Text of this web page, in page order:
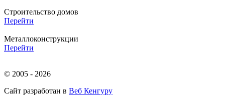
Строительство домов
Перейти
Металлоконструкции
Перейти
© 2005 - 2026
Сайт разработан в Веб Кенгуру